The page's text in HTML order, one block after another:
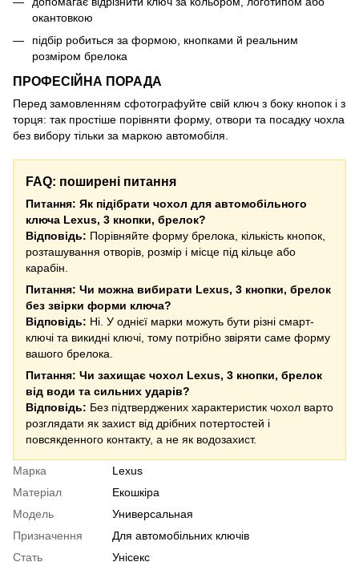
окантовкою
підбір робиться за формою, кнопками й реальним
розміром брелока
ПРОФЕСІЙНА ПОРАДА
Перед замовленням сфотографуйте свій ключ з боку кнопок і з
торця: так простіше порівняти форму, отвори та посадку чохла
без вибору тільки за маркою автомобіля.
FAQ: поширені питання
Питання: Як підібрати чохол для автомобільного
ключа Lexus, 3 кнопки, брелок?
Відповідь: Порівняйте форму брелока, кількість кнопок,
розташування отворів, розмір і місце під кільце або
карабін.
Питання: Чи можна вибирати Lexus, 3 кнопки, брелок
без звірки форми ключа?
Відповідь: Ні. У однієї марки можуть бути різні смарт-
ключі та викидні ключі, тому потрібно звіряти саме форму
вашого брелока.
Питання: Чи захищає чохол Lexus, 3 кнопки, брелок
від води та сильних ударів?
Відповідь: Без підтверджених характеристик чохол варто
розглядати як захист від дрібних потертостей і
повсякденного контакту, а не як водозахист.
Марка
Lexus
Матеріал
Екошкіра
Модель
Универсальная
Призначення
Для автомобільних ключів
Стать
Унісекс